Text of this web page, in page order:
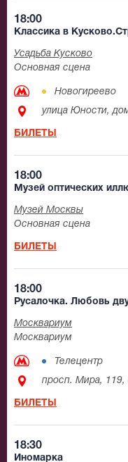
18:00
Классика в
Усадьба Кусково
Основная сцена
Новогиреево
улица Юности,
БИЛЕТЫ
18:00
Музей оптических
Музей Москвы
Основная сцена
БИЛЕТЫ
18:00
Русалочка. Любовь
Москвариум
Москвариум
Телецентр
просп. Мира, 119,
БИЛЕТЫ
18:30
Иномарка